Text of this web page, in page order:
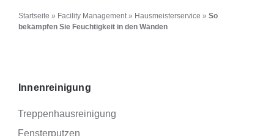
Startseite » Facility Management » Hausmeisterservice » So
bekämpfen Sie Feuchtigkeit in den Wänden
Innenreinigung
Treppenhausreinigung
Fensterputzen